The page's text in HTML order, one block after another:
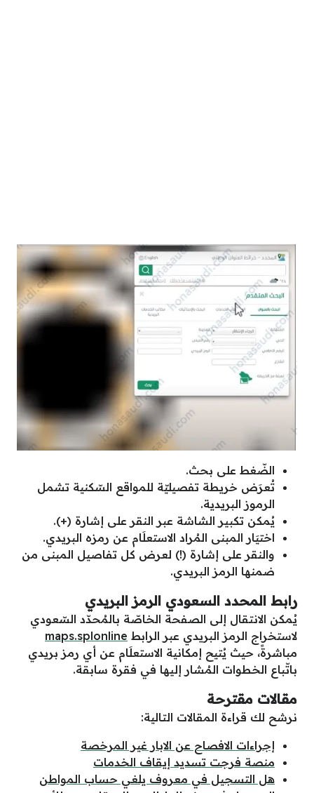
الضّغط على بحث.
تُعرَض خريطة تفصيليّة للمواقع السّكنية تشمل
الرموز البريدية.
يُمكن تكبير الشاشة عبر النقر على إشارة (+).
اختيَار المبنى المُراد الاستعلَام عن رمزه البريدي.
والنقر على إشارة (!) لعرض كل تفاصيل المبنى من
ضمنها الرمز البريدي.
رابط المحدد السعودي الرمز البريدي
يُمكن الانتقال إلى الصفحة الخاصّة بالمُحدّد السّعودي
لاستخراج الرمز البريدي عبر الرابط maps.splonline
مباشرةً، حيث يُتيح إمكانية الاستعلَام عن أي رمز بريدي
باتّباع الخطوات المُشار إليها في فقرة سابقة.
مقالات مقترحة
نرشح لك قراءة المقالات التالية:
إجراءات الافصاح عن الابار غير المرخصة
منصة فرجت تسديد إيقاف الخدمات
هل التسجيل في معروف يلغي حساب المواطن